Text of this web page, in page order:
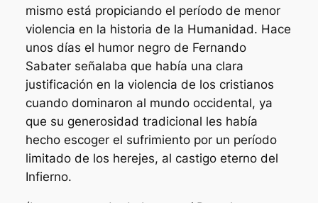
mismo está propiciando el período de menor
violencia en la historia de la Humanidad. Hace
unos días el humor negro de Fernando
Sabater señalaba que había una clara
justificación en la violencia de los cristianos
cuando dominaron al mundo occidental, ya
que su generosidad tradicional les había
hecho escoger el sufrimiento por un período
limitado de los herejes, al castigo eterno del
Infierno.